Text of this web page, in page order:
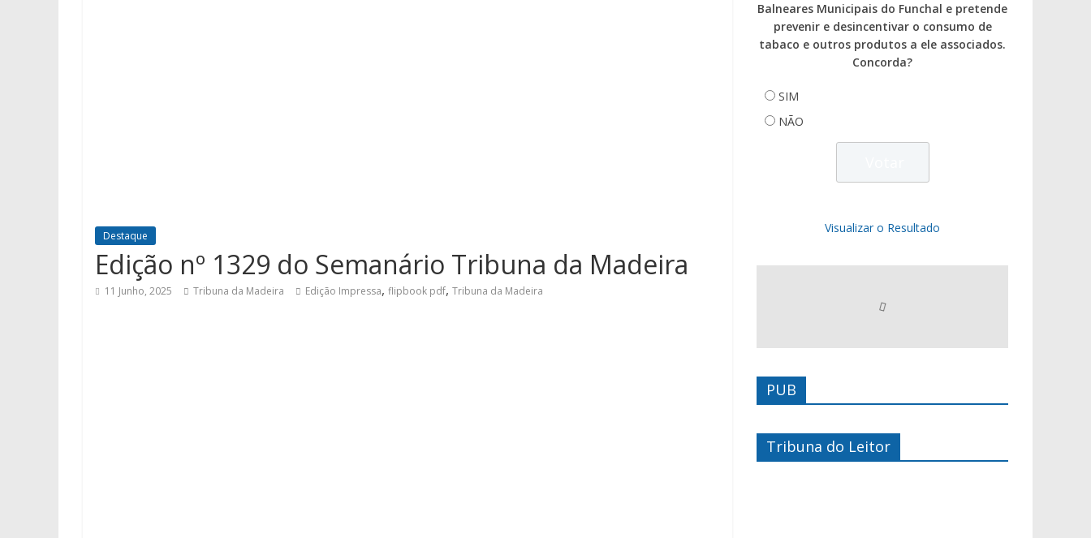
Destaque
Edição nº 1329 do Semanário Tribuna da Madeira
11 Junho, 2025 Tribuna da Madeira Edição Impressa, flipbook pdf, Tribuna da Madeira
Balneares Municipais do Funchal e pretende
prevenir e desincentivar o consumo de
tabaco e outros produtos a ele associados.
Concorda?
SIM
NÃO
Visualizar o Resultado
PUB
Tribuna do Leitor